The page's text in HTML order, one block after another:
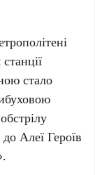
стало
до АлеїГероїв